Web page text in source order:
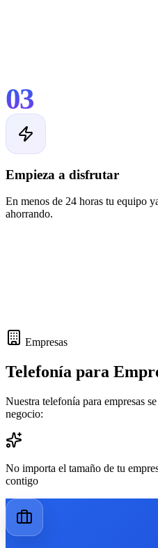
03
Empieza a disfrutar
En menos de 24 horas tu equipo
ahorrando.
Empresas
Telefonía para
Nuestra telefonía para empresas
negocio:
No importa el tamaño de tu
contigo